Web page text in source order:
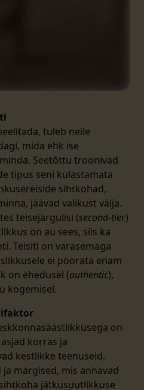
tuleb neile
mida ehk ise
Seetõttu troonivad
tipus seni külastamata
sihtkohad,
jäävad valikust välja.
teisejärgulisi (second-tier)
on au sees, siis ka
Teisiti on varasemaga
ei pöörata enam
on ehedusel (authentic),
kogemisel.
on
korras ja
kestlikke teenuseid.
märgised, mis annavad
jätkusuutlikkuse